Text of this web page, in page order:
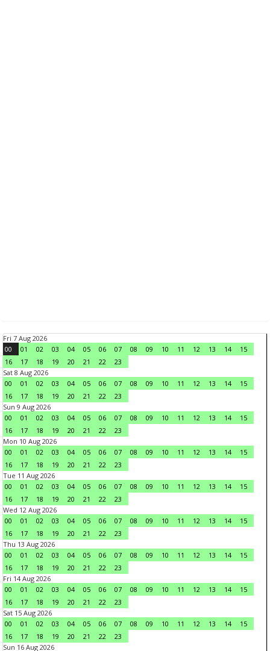
Fri 7 Aug 2026
00
01 02 03 04 05 06 07 08 09 10 11 12 13 14
15
16
17 18 19 20 21 22
23
Sat 8 Aug 2026
00
01 02 03 04 05 06 07 08 09 10 11 12 13 14
15
16
17 18 19 20 21 22
23
Sun 9 Aug 2026
00
01 02 03 04 05 06 07 08 09 10 11 12 13 14
15
16
17 18 19 20 21 22
23
Mon 10 Aug 2026
00
01 02 03 04 05 06 07 08 09 10 11 12 13 14
15
16
17 18 19 20 21 22
23
Tue 11 Aug 2026
00
01 02 03 04 05 06 07 08 09 10 11 12 13 14
15
16
17 18 19 20 21 22
23
Wed 12 Aug 2026
00
01 02 03 04 05 06 07 08 09 10 11 12 13 14
15
16
17 18 19 20 21 22
23
Thu 13 Aug 2026
00
01 02 03 04 05 06 07 08 09 10 11 12 13 14
15
16
17 18 19 20 21 22
23
Fri 14 Aug 2026
00
01 02 03 04 05 06 07 08 09 10 11 12 13 14
15
16
17 18 19 20 21 22
23
Sat 15 Aug 2026
00
01 02 03 04 05 06 07 08 09 10 11 12 13 14
15
16
17 18 19 20 21 22
23
Sun 16 Aug 2026